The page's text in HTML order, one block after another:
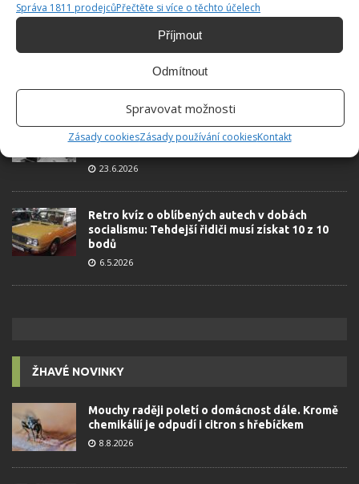
Správa 1811 prodejcůPřečtěte si více o těchto účelech
Příjmout
Odmítnout
Spravovat možnosti
Zásady cookiesZásady používání cookiesKontakt
Kvíz na téma pionýrské tábory za socialismu:
Kdo je zažil, bez problému získá 12 ze 12 bodů
komunismu: 10 retro otázek ukáže, kdo má
23.6.2026
Retro kvíz o oblíbených autech v dobách
socialismu: Tehdejší řidiči musí získat 10 z 10
bodů
6.5.2026
ŽHAVÉ NOVINKY
Mouchy raději poletí o domácnost dále. Kromě
chemikálií je odpudí i citron s hřebíčkem
8.8.2026